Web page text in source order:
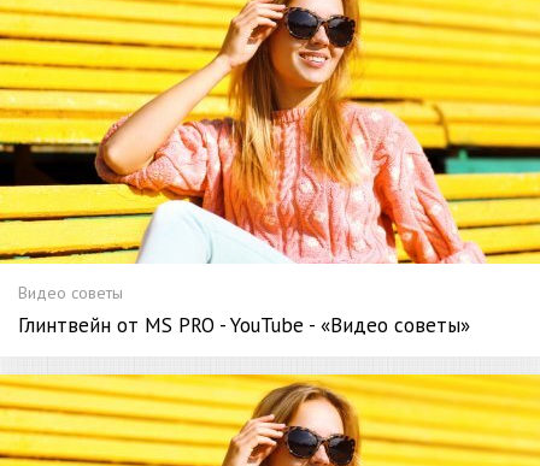
Видео советы
Глинтвейн от MS PRO - YouTube - «Видео советы»